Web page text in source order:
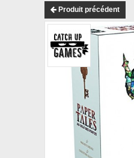
Produit précédent